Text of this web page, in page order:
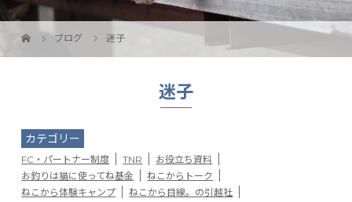
ブログ 迷子
迷子
カテゴリー
FC・パートナー制度 TNR
お役立ち資料
お釣りは猫に使ってね基金
ねこからトーク
ねこから体験キャンプ
ねこから目線。の引越社